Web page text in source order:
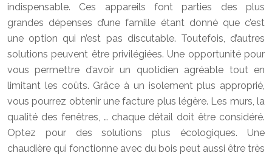
indispensable. Ces appareils font parties des plus
grandes dépenses d’une famille étant donné que c’est
une option qui n’est pas discutable. Toutefois, d’autres
solutions peuvent être privilégiées. Une opportunité pour
vous permettre d’avoir un quotidien agréable tout en
limitant les coûts. Grâce à un isolement plus approprié,
vous pourrez obtenir une facture plus légère. Les murs, la
qualité des fenêtres, … chaque détail doit être considéré.
Optez pour des solutions plus écologiques. Une
chaudière qui fonctionne avec du bois peut aussi être très